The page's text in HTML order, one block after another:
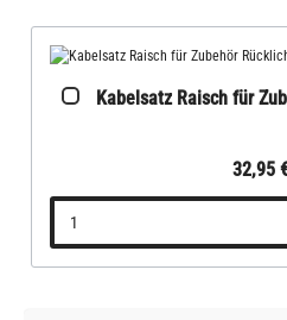
Kabelsatz Raisch für
32,95